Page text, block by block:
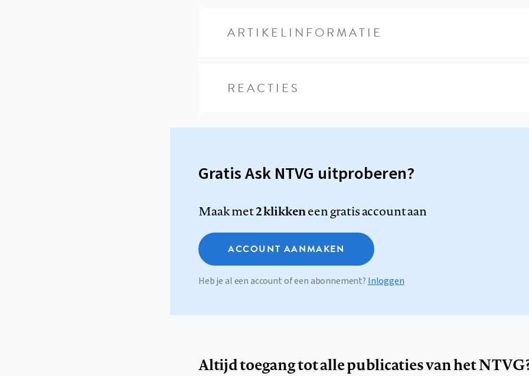
ARTIKELINFORMATIE
REACTIES
Gratis Ask NTVG uitproberen?
Maak met2 klikkeneen gratis account aan
ACCOUNT AANMAKEN
Heb je al een account of een abonnement? Inloggen
Altijd toegang tot alle publicaties van het